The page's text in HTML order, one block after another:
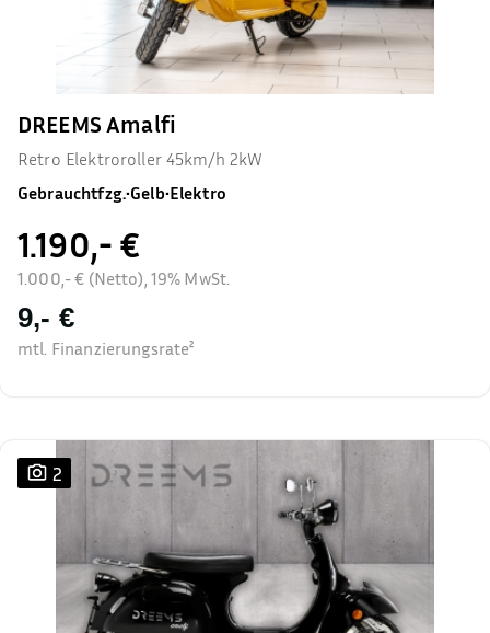
DREEMS Amalfi
Retro Elektroroller 45km/h 2kW
Gebrauchtfzg.•Gelb•Elektro
1.190,- €
1.000,- € (Netto), 19% MwSt.
9,- €
mtl. Finanzierungsrate²
2